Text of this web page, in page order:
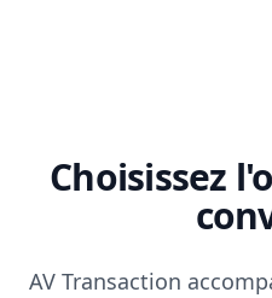
Choisissez
AV Transaction